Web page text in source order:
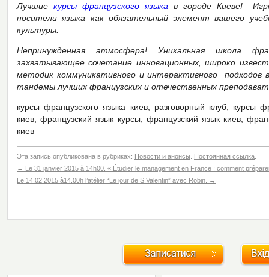
Лучшие курсы французского языка в городе Киеве!
носители языка как обязательный элемент вашего
культуры.
Непринужденная атмосфера! Уникальная школа
захватывающее сочетание инновационных, широко
методик коммуникативного и интерактивного подходов
тандемы лучших французских и отечественных
курсы французского языка киев, разговорный клуб, курсы
киев, французский язык курсы, французский язык киев,
киев
Эта запись опубликована в рубриках: Новости и анонсы Постоянная ссылка
← Le 31 janvier 2015 à 14h00. « Étudier le management en France : comment
Le 14.02.2015 à14.00h l’atélier “Le jour de S.Valentin” avec Robin.
→